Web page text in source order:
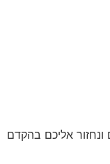
אליכם בהקדם